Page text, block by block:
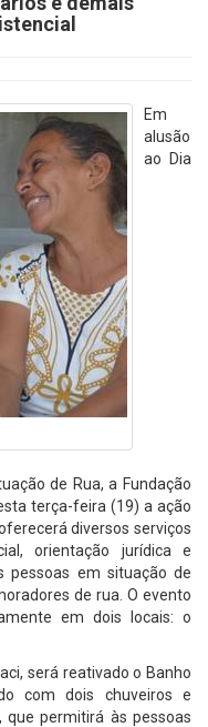
Em
alusão
ao Dia
de Rua, a Fundação
terça-feira (19) a ação
diversos serviços
orientação jurídica e
pessoas em situação de
de rua. O evento
em dois locais: o
será reativado o Banho
com dois chuveiros e
permitirá às pessoas